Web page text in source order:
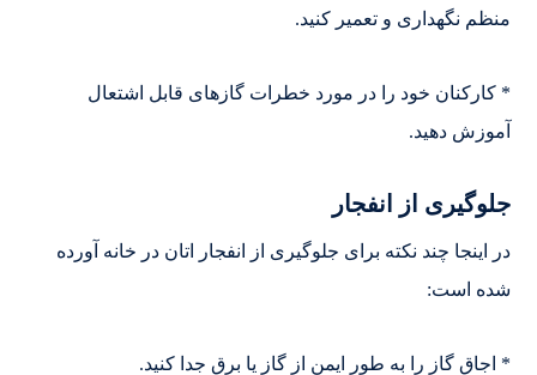
منظم نگهداری و تعمیر کنید.
* کارکنان خود را در مورد خطرات گازهای قابل اشتعال
آموزش دهید.
جلوگیری از انفجار
در اینجا چند نکته برای جلوگیری از انفجار اتان در خانه آورده
شده است:
* اجاق گاز را به طور ایمن از گاز یا برق جدا کنید.